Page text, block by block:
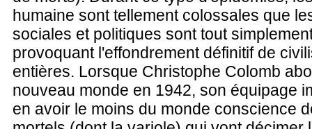
humaine sont tellement colossales que
sociales et politiques sont tout
provoquant l'effondrement définitif de
entières. Lorsque Christophe Colomb
nouveau monde en 1942, son équipage
en avoir le moins du monde conscience